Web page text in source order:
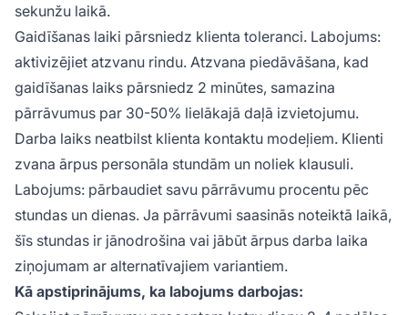
sekunžu laikā.
Gaidīšanas laiki pārsniedz klienta toleranci. Labojums:
aktivizējiet atzvanu rindu. Atzvana piedāvāšana, kad
gaidīšanas laiks pārsniedz 2 minūtes, samazina
pārrāvumus par 30-50% lielākajā daļā izvietojumu.
Darba laiks neatbilst klienta kontaktu modeļiem. Klienti
zvana ārpus personāla stundām un noliek klausuli.
Labojums: pārbaudiet savu pārrāvumu procentu pēc
stundas un dienas. Ja pārrāvumi saasinās noteiktā laikā,
šīs stundas ir jānodrošina vai jābūt ārpus darba laika
ziņojumam ar alternatīvajiem variantiem.
Kā apstiprinājums, ka labojums darbojas: